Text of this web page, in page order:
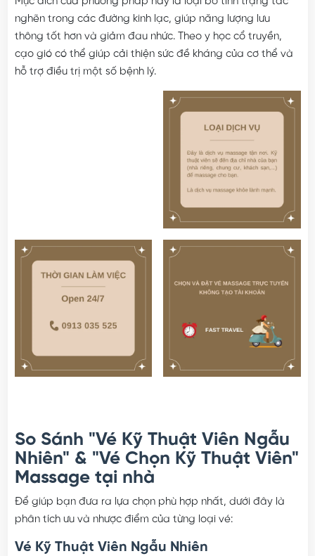
nghẽn trong các đường kinh lạc, giúp năng lượng lưu
thông tốt hơn và giảm đau nhức. Theo y học cổ truyền,
cạo gió có thể giúp cải thiện sức đề kháng của cơ thể và
hỗ trợ điều trị một số bệnh lý.
So Sánh "Vé Kỹ Thuật Viên Ngẫu
Nhiên" & "Vé Chọn Kỹ Thuật Viên"
Massage tại nhà
Để giúp bạn đưa ra lựa chọn phù hợp nhất, dưới đây là
phân tích ưu và nhược điểm của từng loại vé:
Vé Kỹ Thuật Viên Ngẫu Nhiên